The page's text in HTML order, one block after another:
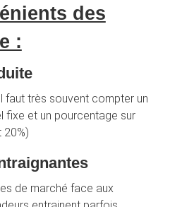
des
:
faut très souvent compter un
fixe et un pourcentage sur
20%)
de marché face aux